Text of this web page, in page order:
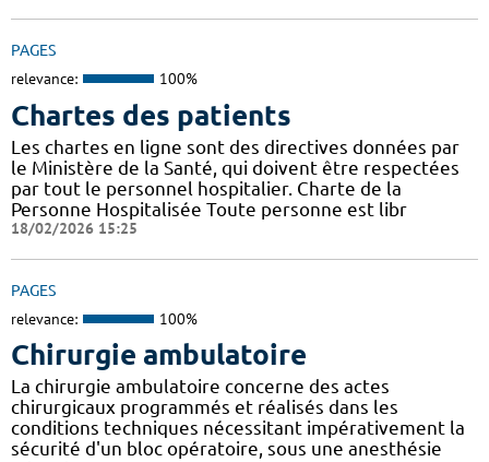
PAGES
relevance: 100%
Chartes des patients
Les chartes en ligne sont des directives données par
le Ministère de la Santé, qui doivent être respectées
par tout le personnel hospitalier. Charte de la
Personne Hospitalisée Toute personne est libr
18/02/2026 15:25
PAGES
relevance: 100%
Chirurgie ambulatoire
La chirurgie ambulatoire concerne des actes
chirurgicaux programmés et réalisés dans les
conditions techniques nécessitant impérativement la
sécurité d'un bloc opératoire, sous une anesthésie